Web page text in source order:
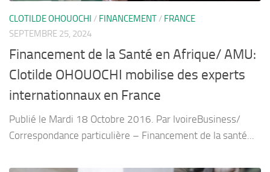
CLOTILDE OHOUOCHI / FINANCEMENT / FRANCE
SEPTEMBRE 25, 2024
Financement de la Santé en Afrique/ AMU:
Clotilde OHOUOCHI mobilise des experts
internationnaux en France
Publié le Mardi 18 Octobre 2016. Par IvoireBusiness/
Correspondance particulière – Financement de la santé...